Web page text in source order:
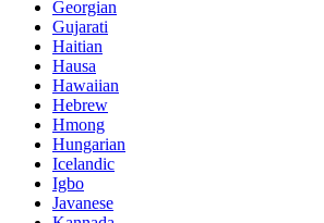
Georgian
Gujarati
Haitian
Hausa
Hawaiian
Hebrew
Hmong
Hungarian
Icelandic
Igbo
Javanese